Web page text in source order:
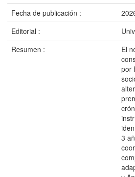
Fecha de publicación :
Editorial :
Resumen :
El
por
3